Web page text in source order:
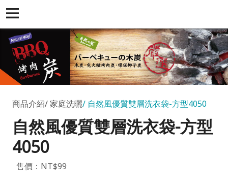
商品介紹 家庭洗曬 自然風優質雙層洗衣袋-方型4050
自然風優質雙層洗衣袋-方型
4050
售價：NT$99